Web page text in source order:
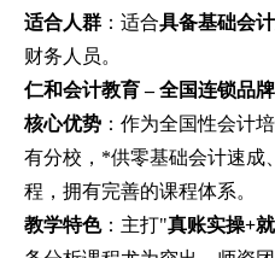
适合人群 ：适合具备基础会
财务人员。
仁和会计教育 – 全国连锁品牌
核心优势 ：作为全国性会计
有分校，*供零基础会计速成
程，拥有完善的课程体系。
教学特色：主打"真账实操+